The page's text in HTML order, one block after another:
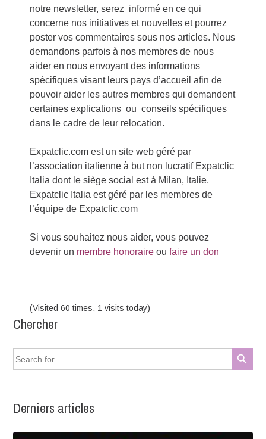
notre newsletter, serez informé en ce qui
concerne nos initiatives et nouvelles et pourrez
poster vos commentaires sous nos articles. Nous
demandons parfois à nos membres de nous
aider en nous envoyant des informations
spécifiques visant leurs pays d’accueil afin de
pouvoir aider les autres membres qui demandent
certaines explications ou conseils spécifiques
dans le cadre de leur relocation.
Expatclic.com est un site web géré par
l’association italienne à but non lucratif Expatclic
Italia dont le siège social est à Milan, Italie.
Expatclic Italia est géré par les membres de
l’équipe de Expatclic.com
Si vous souhaitez nous aider, vous pouvez
devenir un membre honoraire oufaire un don
(Visited 60 times, 1 visits today)
Chercher
Search
for:
Search Button
Derniers articles